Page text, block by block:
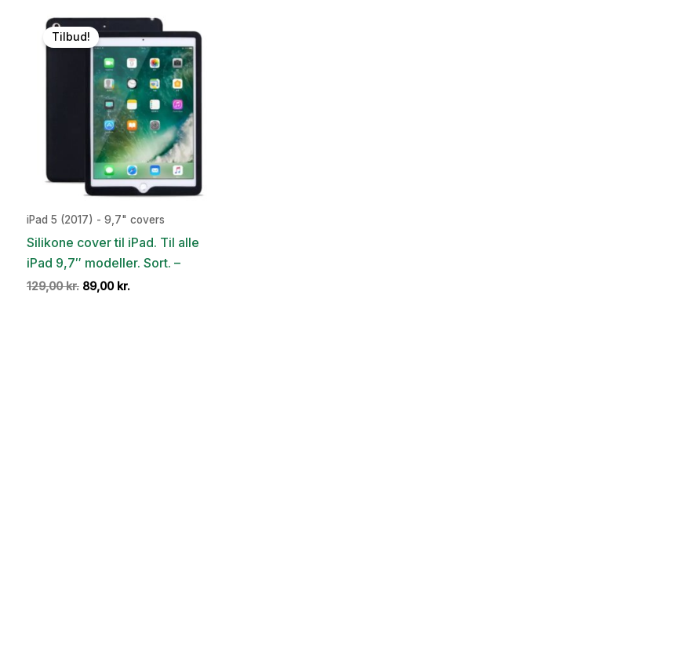
129,00 kr..79,00 kr..
Tilbud!
iPad 5 (2017) - 9,7" covers
Silikone cover til iPad. Til alle
iPad 9,7″ modeller. Sort. –
129,00kr. Den
89,00 kr.